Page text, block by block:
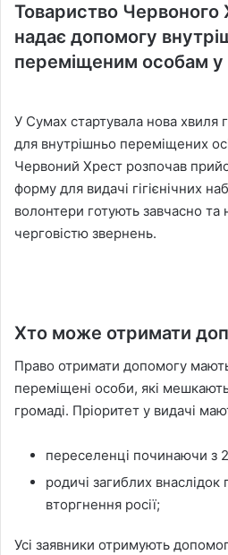
Товариство Червоного
надає допомогу
переміщеним особам
У Сумах стартувала нова хвиля
для внутрішньо переміщених
Червоний Хрест розпочав
форму для видачі гігієнічних
волонтери готують завчасно та
черговістю звернень.
Хто може отримати
Право отримати допомогу
переміщені особи, які
громаді. Пріоритет у видачі
переселенці починаючи з
родичі загиблих
вторгнення росії;
Усі заявники отримують